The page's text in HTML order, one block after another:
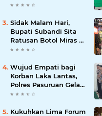
Berbasis Potensi Lokal,
Meski Dihantam
Efisiensi Anggaran
Sidak Malam Hari,
Bupati Subandi Sita
Ratusan Botol Miras di
Kawasan Perumahan
Wujud Empati bagi
Korban Laka Lantas,
Polres Pasuruan Gelar
Salat Ghaib dan Doa
Kukuhkan Lima Forum